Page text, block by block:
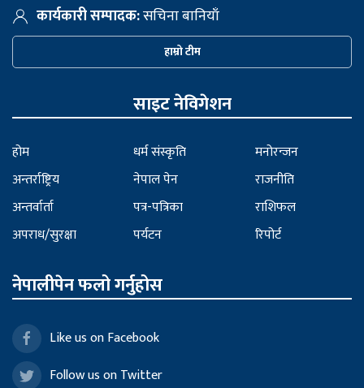
कार्यकारी सम्पादक:सचिना बानियाँ
हाम्रो टीम
साइट नेविगेशन
होम
अन्तर्राष्ट्रिय
अन्तर्वार्ता
अपराध/सुरक्षा
धर्म संस्कृति
नेपाल पेन
पत्र-पत्रिका
पर्यटन
मनोरन्जन
राजनीति
राशिफल
रिपोर्ट
नेपालीपेन फलो गर्नुहोस
Like us on Facebook
Follow us on Twitter